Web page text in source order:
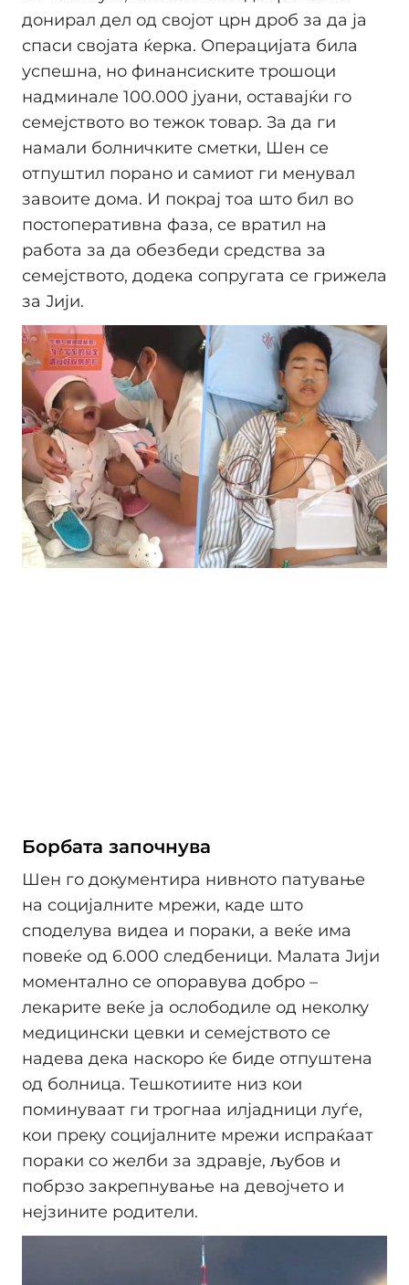
донирал дел од својот црн дроб за да ја
спаси својата ќерка. Операцијата била
успешна, но финансиските трошоци
надминале 100.000 јуани, оставајќи го
семејството во тежок товар. За да ги
намали болничките сметки, Шен се
отпуштил порано и самиот ги менувал
завоите дома. И покрај тоа што бил во
постоперативна фаза, се вратил на
работа за да обезбеди средства за
семејството, додека сопругата се грижела
за Јији.
Борбата започнува
Шен го документира нивното патување
на социјалните мрежи, каде што
споделува видеа и пораки, а веќе има
повеќе од 6.000 следбеници. Малата Јији
моментално се опоравува добро –
лекарите веќе ја ослободиле од неколку
медицински цевки и семејството се
надева дека наскоро ќе биде отпуштена
од болница. Тешкотиите низ кои
поминуваат ги трогнаа илјадници луѓе,
кои преку социјалните мрежи испраќаат
пораки со желби за здравје, љубов и
побрзо закрепнување на девојчето и
нејзините родители.